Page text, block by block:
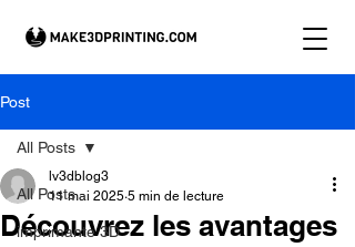
Post
All Posts
imprimante 3D
All Posts
Découvrez les avantages
lv3dblog3
11 mai 2025 5 min de lecture